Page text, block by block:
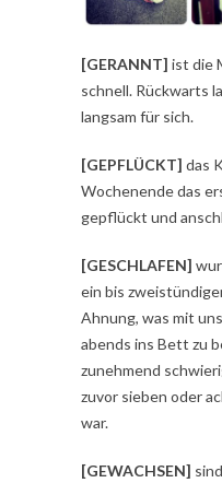
[GERANNT] ist die
schnell. Rückwarts
langsam für sich.
[GEPFLÜCKT] das
Wochenende das
gepflückt und
[GESCHLAFEN]
ein bis
Ahnung, was mit
abends ins Bett zu
zunehmend
zuvor sieben oder
war.
[GEWACHSEN]